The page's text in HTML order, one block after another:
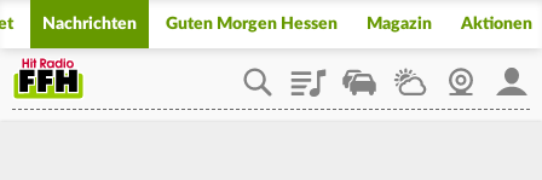
Nachrichten Guten Morgen Hessen Magazin Aktionen
PlaylistStaupilotWetterWebcam